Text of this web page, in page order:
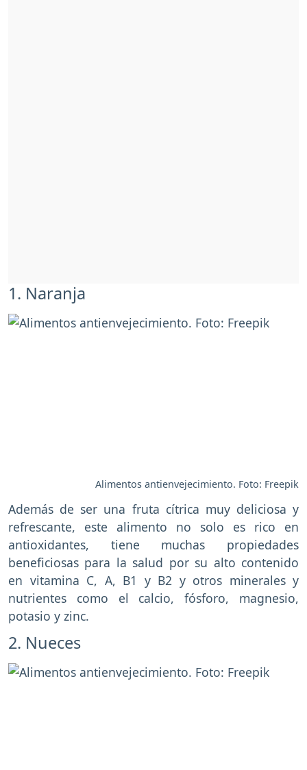
1. Naranja
Alimentos antienvejecimiento. Foto: Freepik
Además de ser una fruta cítrica muy deliciosa y
refrescante, este alimento no solo es rico en
antioxidantes, tiene muchas propiedades
beneficiosas para la salud por su alto contenido
en vitamina C, A, B1 y B2 y otros minerales y
nutrientes como el calcio, fósforo, magnesio,
potasio y zinc.
2. Nueces